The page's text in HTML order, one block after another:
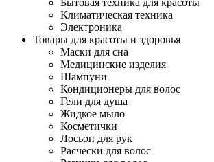
Бытовая техника для красоты
Климатическая техника
Электроника
Товары для красоты и здоровья
Маски для сна
Медицинские изделия
Шампуни
Кондиционеры для волос
Гели для душа
Жидкое мыло
Косметички
Лосьон для рук
Расчески для волос